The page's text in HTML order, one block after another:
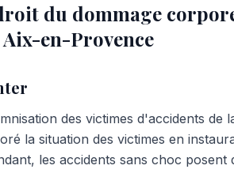
du dommage
en-Provence
des victimes d'accidents de
la situation des victimes en
les accidents sans choc posent